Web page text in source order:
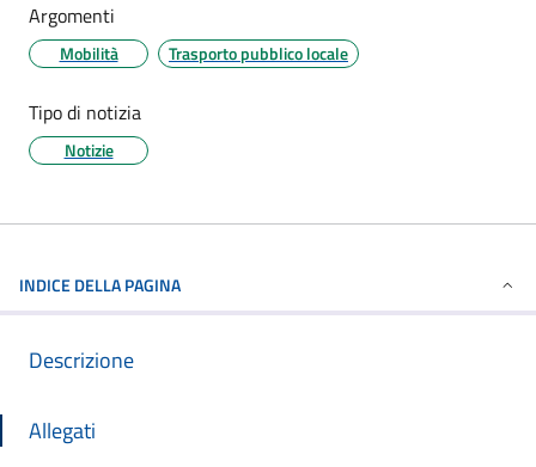
Argomenti
Mobilità Trasporto pubblico locale
Tipo di notizia
Notizie
INDICE DELLA PAGINA
Descrizione
Allegati